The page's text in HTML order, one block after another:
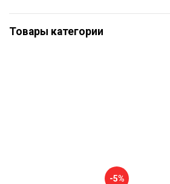
Товары категории
-5%